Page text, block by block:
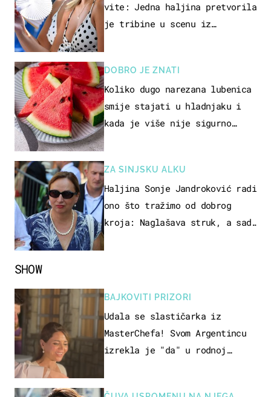
SHOW
BAJKOVITI PRIZORI
Udala se slastičarka iz
MasterChefa! Svom Argentincu
izrekla je "da" u rodnoj
vite: Jedna haljina pretvorila
je tribine u scenu iz
DOBRO JE ZNATI
Koliko dugo narezana lubenica
smije stajati u hladnjaku i
kada je više nije sigurno
ZA SINJSKU ALKU
Haljina Sonje Jandroković radi
ono što tražimo od dobrog
kroja: Naglašava struk, a sada